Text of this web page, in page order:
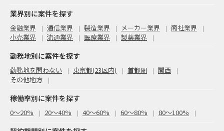
業界別に案件を探す
金融業界 通信業界 製造業界 メーカー業界
商社業界
小売業界
流通業界 医療業界 製薬業界
勤務地別に案件を探す
勤務地を問わない 東京都(23区内) 首都圏
関西
その他地方
稼働率別に案件を探す
0〜20% 20〜40% 40〜60% 60〜80% 80〜100%